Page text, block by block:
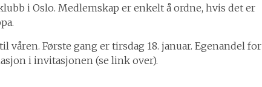
i Oslo. Medlemskap er enkelt å ordne, hvis det er
våren. Første gang er tirsdag 18. januar. Egenandel for
i invitasjonen (se link over).